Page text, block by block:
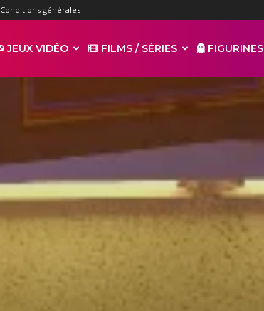
Conditions générales
JEUX VIDÉO FILMS / SÉRIES FIGURINES